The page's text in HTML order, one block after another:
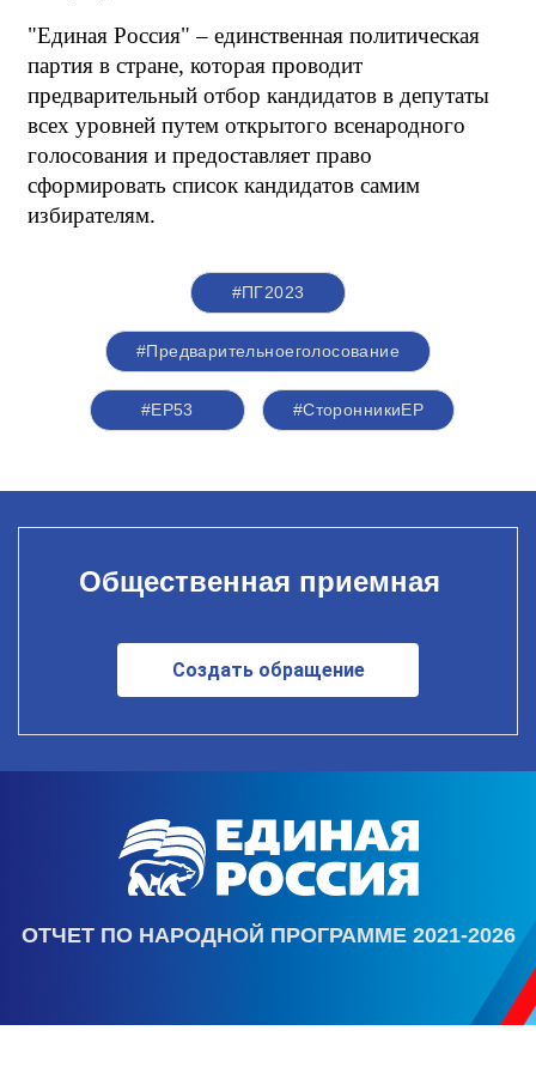
"Единая Россия" – единственная политическая
партия в стране, которая проводит
предварительный отбор кандидатов в депутаты
всех уровней путем открытого всенародного
голосования и предоставляет право
сформировать список кандидатов самим
избирателям.
#ПГ2023
#Предварительноеголосование
#ЕР53 #СторонникиЕР
Общественная приемная
Создать обращение
ОТЧЕТ ПО НАРОДНОЙ ПРОГРАММЕ 2021-2026